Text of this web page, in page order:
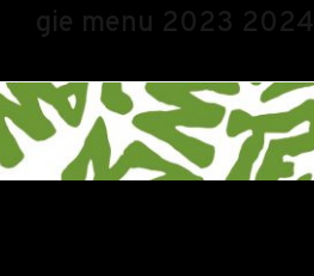
gie menu 2023 2024